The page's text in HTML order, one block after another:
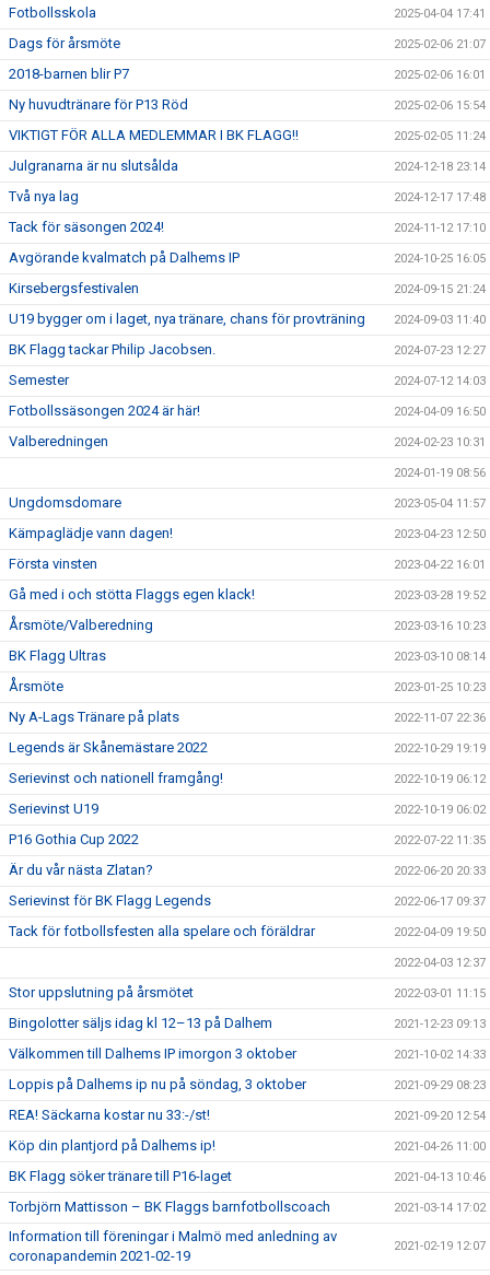
Fotbollsskola 2025-04-04 17:41
Dags för årsmöte 2025-02-06 21:07
2018-barnen blir P7 2025-02-06 16:01
Ny huvudtränare för P13 Röd 2025-02-06 15:54
VIKTIGT FÖR ALLA MEDLEMMAR I BK FLAGG!! 2025-02-05 11:24
Julgranarna är nu slutsålda 2024-12-18 23:14
Två nya lag 2024-12-17 17:48
Tack för säsongen 2024! 2024-11-12 17:10
Avgörande kvalmatch på Dalhems IP 2024-10-25 16:05
Kirsebergsfestivalen 2024-09-15 21:24
U19 bygger om i laget, nya tränare, chans för provträning 2024-09-03 11:40
BK Flagg tackar Philip Jacobsen. 2024-07-23 12:27
Semester 2024-07-12 14:03
Fotbollssäsongen 2024 är här! 2024-04-09 16:50
Valberedningen 2024-02-23 10:31
2024-01-19 08:56
Ungdomsdomare 2023-05-04 11:57
Kämpaglädje vann dagen! 2023-04-23 12:50
Första vinsten 2023-04-22 16:01
Gå med i och stötta Flaggs egen klack! 2023-03-28 19:52
Årsmöte/Valberedning 2023-03-16 10:23
BK Flagg Ultras 2023-03-10 08:14
Årsmöte 2023-01-25 10:23
Ny A-Lags Tränare på plats 2022-11-07 22:36
Legends är Skånemästare 2022 2022-10-29 19:19
Serievinst och nationell framgång! 2022-10-19 06:12
Serievinst U19 2022-10-19 06:02
P16 Gothia Cup 2022 2022-07-22 11:35
Är du vår nästa Zlatan? 2022-06-20 20:33
Serievinst för BK Flagg Legends 2022-06-17 09:37
Tack för fotbollsfesten alla spelare och föräldrar 2022-04-09 19:50
2022-04-03 12:37
Stor uppslutning på årsmötet 2022-03-01 11:15
Bingolotter säljs idag kl 12–13 på Dalhem 2021-12-23 09:13
Välkommen till Dalhems IP imorgon 3 oktober 2021-10-02 14:33
Loppis på Dalhems ip nu på söndag, 3 oktober 2021-09-29 08:23
REA! Säckarna kostar nu 33:-/st! 2021-09-20 12:54
Köp din plantjord på Dalhems ip! 2021-04-26 11:00
BK Flagg söker tränare till P16-laget 2021-04-13 10:46
Torbjörn Mattisson – BK Flaggs barnfotbollscoach 2021-03-14 17:02
Information till föreningar i Malmö med anledning av
coronapandemin 2021-02-19
2021-02-19 12:07